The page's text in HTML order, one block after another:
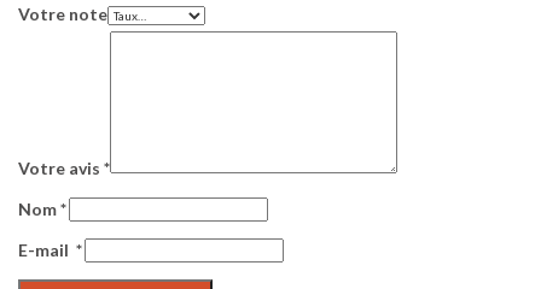
Votre note
Votre avis *
Nom*
E-mail *